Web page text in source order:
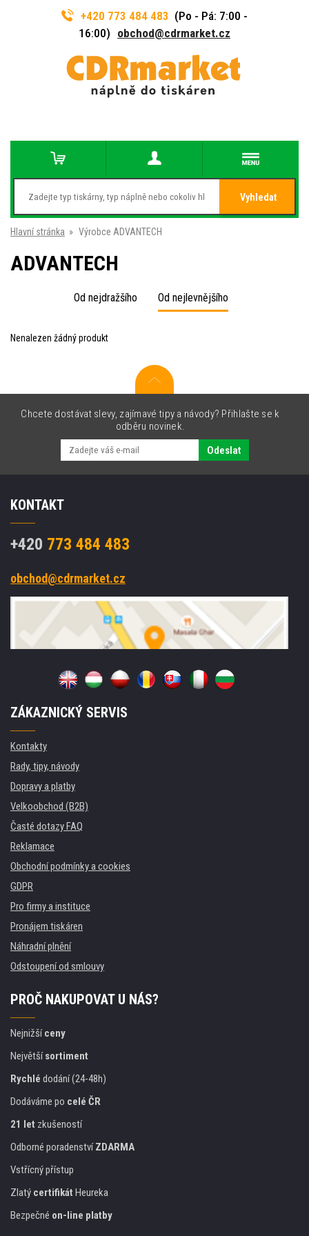
+420 773 484 483 (Po - Pá: 7:00 -
16:00) obchod@cdrmarket.cz
Vyhledat
Hlavní stránka » Výrobce ADVANTECH
ADVANTECH
Od nejdražšího Od nejlevnějšího
Nenalezen žádný produkt
Chcete dostávat slevy, zajímavé tipy a návody? Přihlašte se k
odběru novinek.
Odeslat
KONTAKT
+420 773 484 483
obchod@cdrmarket.cz
ZÁKAZNICKÝ SERVIS
Kontakty
Rady, tipy, návody
Dopravy a platby
Velkoobchod (B2B)
Časté dotazy FAQ
Reklamace
Obchodní podmínky a cookies
GDPR
Pro firmy a instituce
Pronájem tiskáren
Náhradní plnění
Odstoupení od smlouvy
PROČ NAKUPOVAT U NÁS?
Nejnižšíceny
Největšísortiment
Rychlé dodání (24-48h)
Dodáváme po celé ČR
21 let zkušeností
Odborné poradenstvíZDARMA
Vstřícný přístup
Zlatý certifikát Heureka
Bezpečné on-line platby